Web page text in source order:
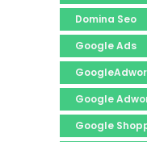
Domina Seo
Google Ads
Google
Google